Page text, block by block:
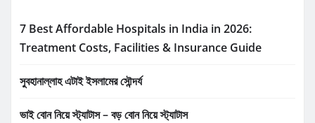
7 Best Affordable Hospitals in India in 2026:
Treatment Costs, Facilities & Insurance Guide
সুবহানাল্লাহ এটাই ইসলামের সৌন্দর্য
ভাই বোন নিয়ে স্ট্যাটাস – বড় বোন নিয়ে স্ট্যাটাস